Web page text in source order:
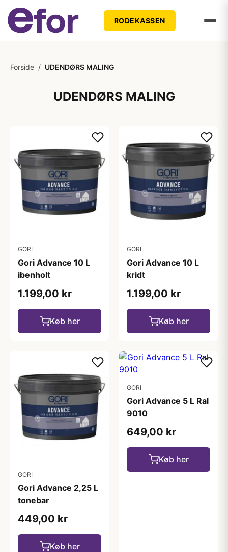
RODEKASSEN
Forside / UDENDØRS MALING
UDENDØRS MALING
GORI
Gori Advance 10 L
ibenholt
1.199,00 kr
Køb her
GORI
Gori Advance 10 L
kridt
1.199,00 kr
Køb her
GORI
Gori Advance 2,25 L
tonebar
449,00 kr
Køb her
GORI
Gori Advance 5 L Ral
9010
649,00 kr
Køb her